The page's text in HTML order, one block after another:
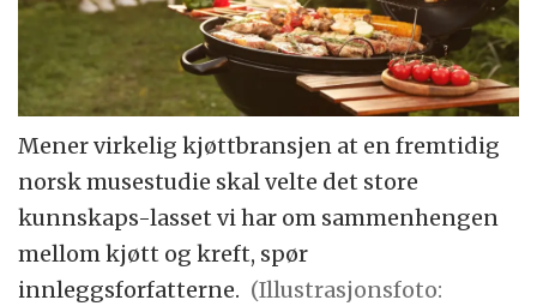
Mener virkelig kjøttbransjen at en fremtidig
norsk musestudie skal velte det store
kunnskaps-lasset vi har om sammenhengen
mellom kjøtt og kreft, spør
innleggsforfatterne. (Illustrasjonsfoto: